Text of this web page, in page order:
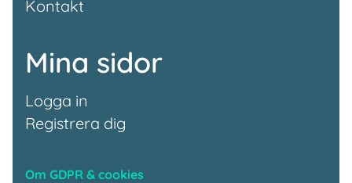
Om GDPR & cookies
Kontakt
Mina sidor
Logga in
Registrera dig